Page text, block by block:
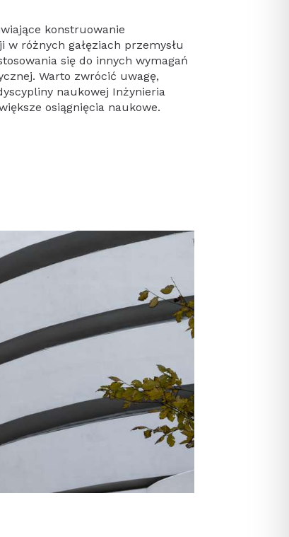
konstruowanie
różnych gałęziach przemysłu
się do innych wymagań
Warto zwrócić uwagę,
naukowej Inżynieria
osiągnięcia naukowe.